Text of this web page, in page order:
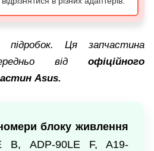
Ця запчастина
від офіційного
Asus.
блоку живлення
B, ADP-90LE F, A19-